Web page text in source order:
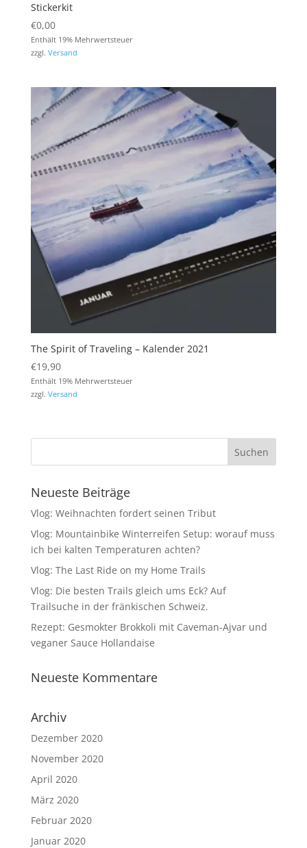
Stickerkit
€0,00
Enthält 19% Mehrwertsteuer
zzgl. Versand
The Spirit of Traveling – Kalender 2021
€19,90
Enthält 19% Mehrwertsteuer
zzgl. Versand
Neueste Beiträge
Vlog: Weihnachten fordert seinen Tribut
Vlog: Mountainbike Winterreifen Setup: worauf muss
ich bei kalten Temperaturen achten?
Vlog: The Last Ride on my Home Trails
Vlog: Die besten Trails gleich ums Eck? Auf
Trailsuche in der fränkischen Schweiz.
Rezept: Gesmokter Brokkoli mit Caveman-Ajvar und
veganer Sauce Hollandaise
Neueste Kommentare
Archiv
Dezember 2020
November 2020
April 2020
März 2020
Februar 2020
Januar 2020